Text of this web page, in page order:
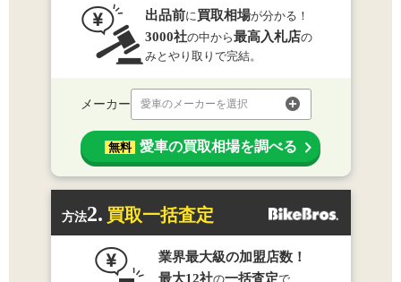
出品前に買取相場が分かる！
3000社の中から最高入札店の
みとやり取りで完結。
メーカー 愛車のメーカーを選択
無料 愛車の買取相場を調べる
方法2. 買取一括査定
業界最大級の加盟店数！
最大12社の一括査定で